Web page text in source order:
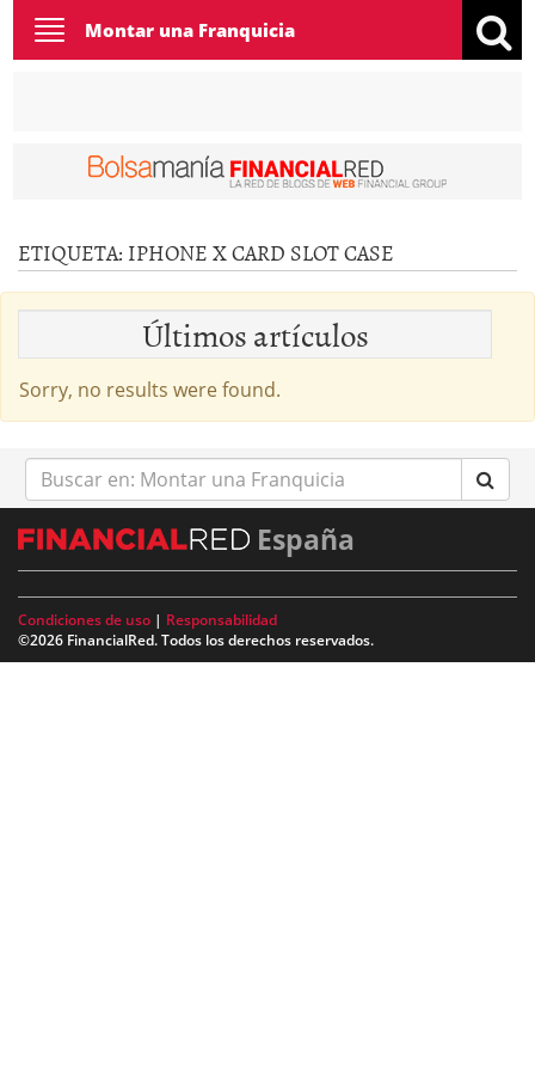
Toggle
navigation
Montar una Franquicia
ETIQUETA: IPHONE X CARD SLOT CASE
Últimos artículos
Sorry, no results were found.
Buscar
en:
España
Condiciones de uso | Responsabilidad
©2026 FinancialRed. Todos los derechos reservados.